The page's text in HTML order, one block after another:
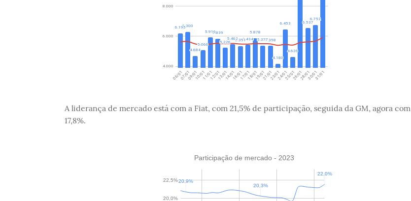
A liderança de mercado está com a Fiat, com 21,5% de participação, seguida da GM, agora com
17,8%.